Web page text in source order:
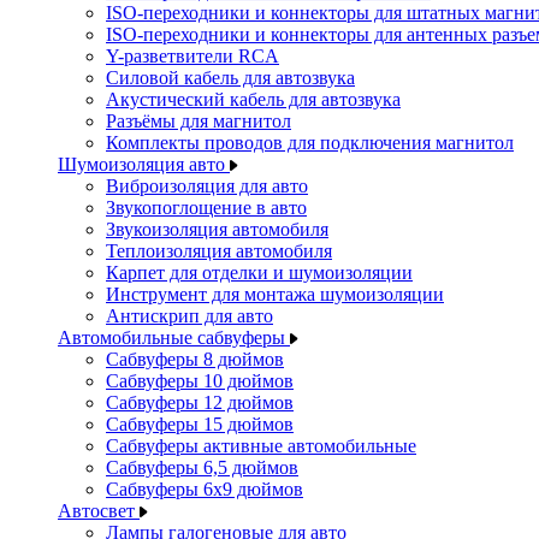
ISO-переходники и коннекторы для штатных
ISO-переходники и коннекторы для антенных
Y-разветвители RCA
Силовой кабель для автозвука
Акустический кабель для автозвука
Разъёмы для магнитол
Комплекты проводов для подключения магнитол
Шумоизоляция авто
Виброизоляция для авто
Звукопоглощение в авто
Звукоизоляция автомобиля
Теплоизоляция автомобиля
Карпет для отделки и шумоизоляции
Инструмент для монтажа шумоизоляции
Антискрип для авто
Автомобильные сабвуферы
Сабвуферы 8 дюймов
Сабвуферы 10 дюймов
Сабвуферы 12 дюймов
Сабвуферы 15 дюймов
Сабвуферы активные автомобильные
Сабвуферы 6,5 дюймов
Сабвуферы 6x9 дюймов
Автосвет
Лампы галогеновые для авто